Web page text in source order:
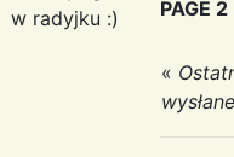
w radyjku :)
PAGE
«